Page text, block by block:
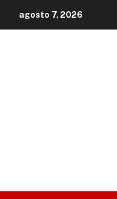
agosto 7, 2026